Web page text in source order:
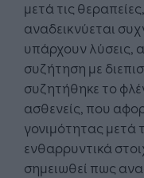
μετά τις
αναδεικνύεται
υπάρχουν λύσεις,
συζήτηση με
συζητήθηκε το
ασθενείς, που
γονιμότητας μετά
ενθαρρυντικά
σημειωθεί πως